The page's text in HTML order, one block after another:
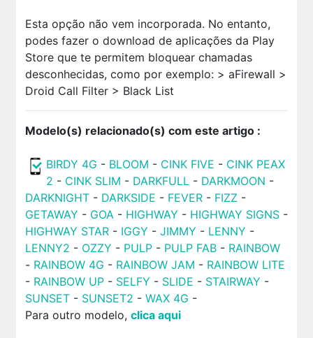
Esta opção não vem incorporada. No entanto,
podes fazer o download de aplicações da Play
Store que te permitem bloquear chamadas
desconhecidas, como por exemplo: > aFirewall >
Droid Call Filter > Black List
Modelo(s) relacionado(s) com este artigo :
BIRDY 4G - BLOOM - CINK FIVE - CINK PEAX
2 - CINK SLIM - DARKFULL- DARKMOON -
DARKNIGHT- DARKSIDE - FEVER - FIZZ -
GETAWAY - GOA- HIGHWAY - HIGHWAY SIGNS-
HIGHWAY STAR - IGGY - JIMMY - LENNY -
LENNY2 - OZZY - PULP - PULP FAB- RAINBOW
- RAINBOW 4G - RAINBOW JAM - RAINBOW LITE
- RAINBOW UP- SELFY - SLIDE - STAIRWAY -
SUNSET- SUNSET2 - WAX 4G -
Para outro modelo, clica aqui